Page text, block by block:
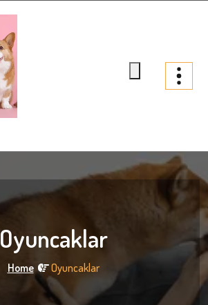
Oyuncaklar
Home Oyuncaklar